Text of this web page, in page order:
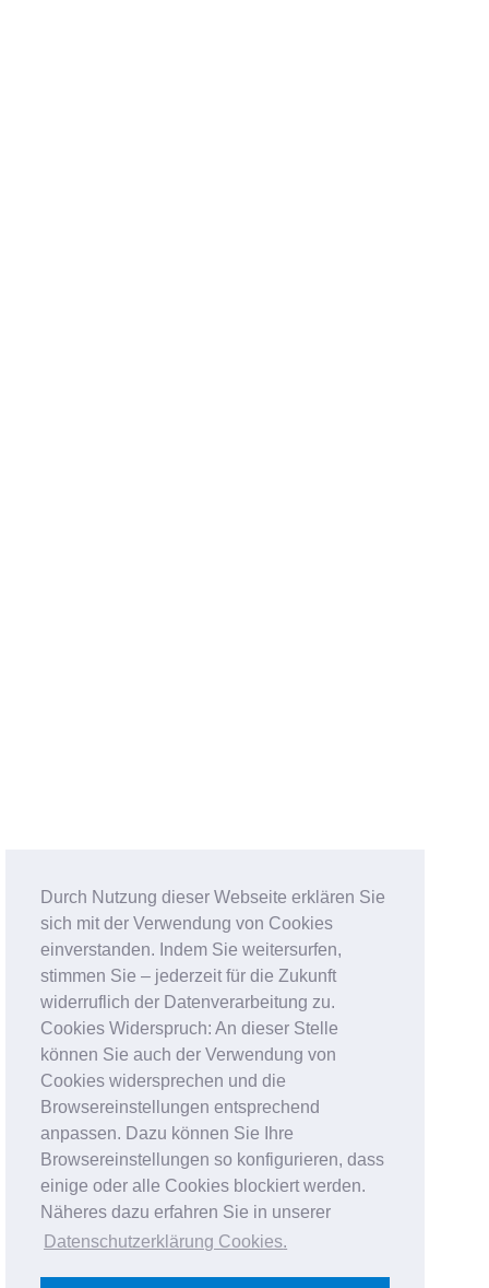
Durch Nutzung dieser Webseite erklären Sie
sich mit der Verwendung von Cookies
einverstanden. Indem Sie weitersurfen,
stimmen Sie – jederzeit für die Zukunft
widerruflich der Datenverarbeitung zu.
Cookies Widerspruch: An dieser Stelle
können Sie auch der Verwendung von
Cookies widersprechen und die
Browsereinstellungen entsprechend
anpassen. Dazu können Sie Ihre
Browsereinstellungen so konfigurieren, dass
einige oder alle Cookies blockiert werden.
Näheres dazu erfahren Sie in unserer
Datenschutzerklärung Cookies.